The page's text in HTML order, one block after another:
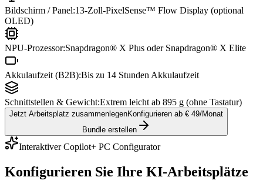
Bildschirm / Panel:13-Zoll-PixelSense™ Flow Display (optional
OLED)
NPU-Prozessor:Snapdragon® X Plus oder Snapdragon® X Elite
Akkulaufzeit (B2B):Bis zu 14 Stunden Akkulaufzeit
Schnittstellen & Gewicht:Extrem leicht ab 895 g (ohne Tastatur)
Jetzt Arbeitsplatz zusammenlegenKonfigurieren ab € 49/Monat
Bundle erstellen
Interaktiver Copilot+ PC Configurator
Konfigurieren Sie Ihre KI-Arbeitsplätze